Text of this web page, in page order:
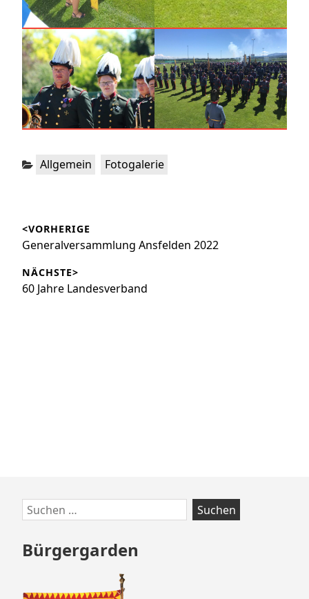
Kategorien:
Allgemein Fotogalerie
<VORHERIGE
Vorheriger
Generalversammlung Ansfelden 2022
NÄCHSTE>
Nächster
60 Jahre Landesverband
Zum
Footer
springen
Suchen
nach:
Bürgergarden